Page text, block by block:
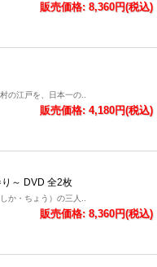
販売価格: 8,360円(税込)
の江戸を、日本一の..
販売価格: 4,180円(税込)
～ DVD 全2枚
か・ちょう）の三人..
販売価格: 8,360円(税込)